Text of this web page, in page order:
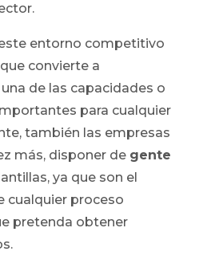
entorno competitivo
convierte a
una de las capacidades o
para cualquier
también las empresas
más, disponer de gente
ya que son el
cualquier proceso
pretenda obtener